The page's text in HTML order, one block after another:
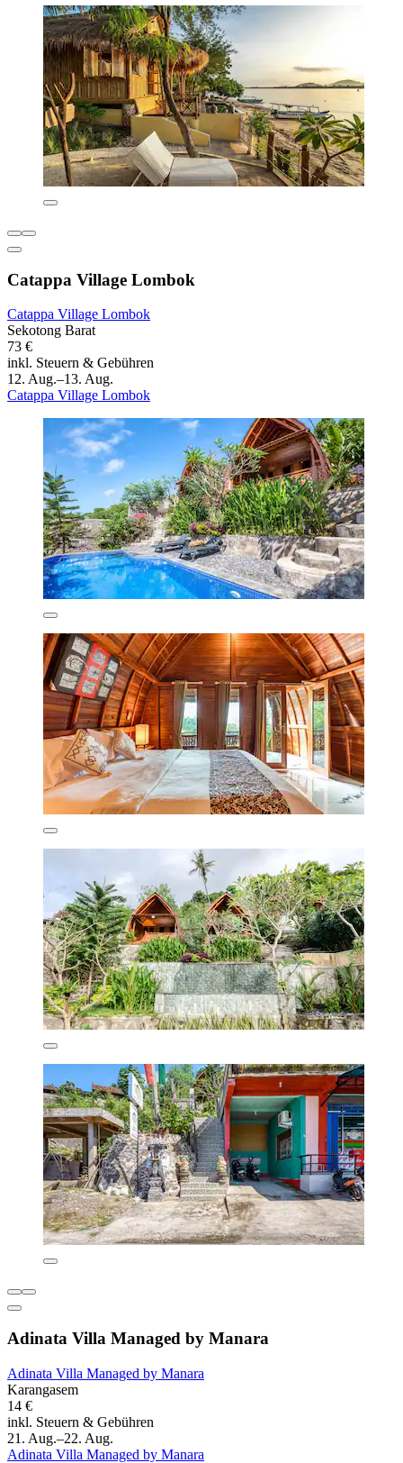
Catappa Village Lombok
Catappa Village Lombok
Sekotong Barat
73 €
inkl. Steuern & Gebühren
12. Aug.–13. Aug.
Catappa Village Lombok
Adinata Villa Managed by Manara
Adinata Villa Managed by Manara
Karangasem
14 €
inkl. Steuern & Gebühren
21. Aug.–22. Aug.
Adinata Villa Managed by Manara